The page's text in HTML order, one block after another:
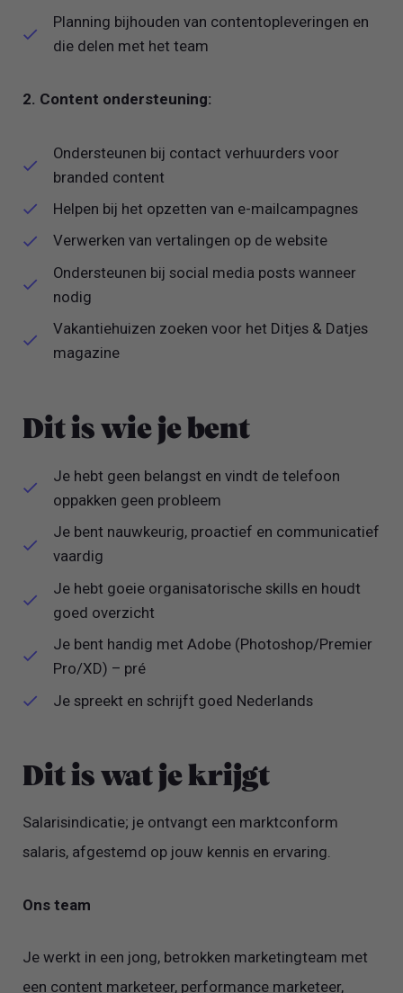
Planning bijhouden van contentopleveringen en
die delen met het team
2. Content ondersteuning:
Ondersteunen bij contact verhuurders voor
branded content
Helpen bij het opzetten van e-mailcampagnes
Verwerken van vertalingen op de website
Ondersteunen bij social media posts wanneer
nodig
Vakantiehuizen zoeken voor het Ditjes & Datjes
magazine
Dit is wie je bent
Je hebt geen belangst en vindt de telefoon
oppakken geen probleem
Je bent nauwkeurig, proactief en communicatief
vaardig
Je hebt goeie organisatorische skills en houdt
goed overzicht
Je bent handig met Adobe (Photoshop/Premier
Pro/XD) – pré
Je spreekt en schrijft goed Nederlands
Dit is wat je krijgt
Salarisindicatie; je ontvangt een marktconform
salaris, afgestemd op jouw kennis en ervaring.
Ons team
Je werkt in een jong, betrokken marketingteam met
een content marketeer, performance marketeer,